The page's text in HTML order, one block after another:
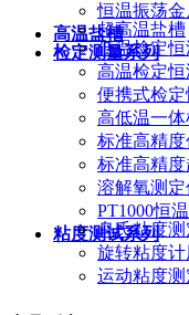
恒温振荡金
高温盐槽超高温盐槽
检定测量系列
低温检定
高温检定
便携式检
高低温一
标准高精
标准高精
溶解氧测
PT1000恒
粘度测试系列
乌氏粘度
旋转粘度
运动粘度